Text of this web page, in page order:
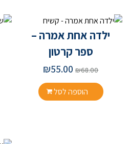
ילדה אחת אמרה –
ספר קרטון
₪68.00
₪55.00
הוספה לסל